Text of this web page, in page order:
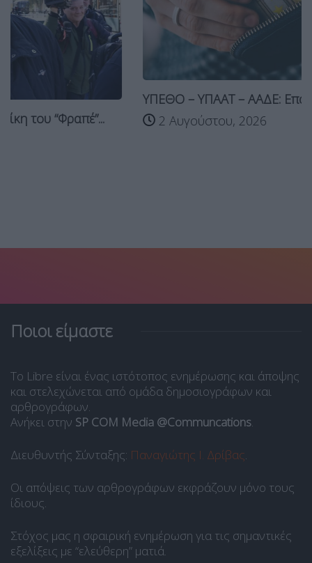
ΥΠΕΘΟ – ΥΠΑΑΤ – ΑΑΔΕ: Επανέρχεται η...
2 Αυγούστου, 2026
Ποιοι είμαστε
Το Libre είναι ένας ιστότοπος ενημέρωσης και άποψης
και στελεχώνεται από ομάδα δημοσιογράφων και
αρθρογράφων.
Ανήκει στην SP COM Media @Communcations.
Διευθυντής Σύνταξης: Παναγιώτης Ι. Δρίβας.
Οι απόψεις των αρθρογράφων εκφράζουν μόνο τους
ίδιους.
Στόχος μας η σφαιρική ενημέρωση για τις σημαντικές
εξελίξεις με “ελεύθερη” ματιά.